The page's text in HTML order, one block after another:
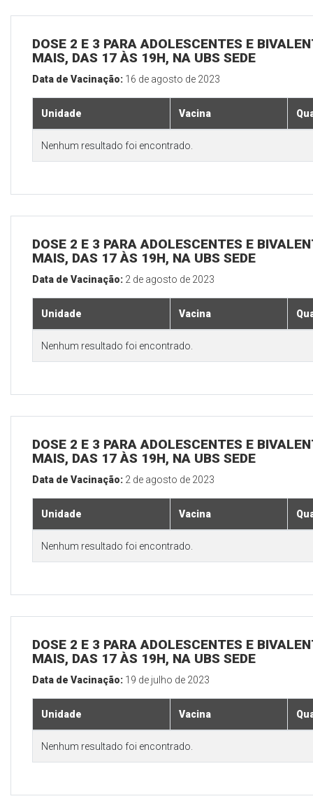
DOSE 2 E 3 PARA ADOLESCENTES E
MAIS, DAS 17 ÀS 19H, NA UBS SEDE
Data de Vacinação: 16 de agosto de 2023
Unidade Vacina
Nenhum resultado foi encontrado.
DOSE 2 E 3 PARA ADOLESCENTES E
MAIS, DAS 17 ÀS 19H, NA UBS SEDE
Data de Vacinação: 2 de agosto de 2023
Unidade Vacina
Nenhum resultado foi encontrado.
DOSE 2 E 3 PARA ADOLESCENTES E
MAIS, DAS 17 ÀS 19H, NA UBS SEDE
Data de Vacinação: 2 de agosto de 2023
Unidade Vacina
Nenhum resultado foi encontrado.
DOSE 2 E 3 PARA ADOLESCENTES E
MAIS, DAS 17 ÀS 19H, NA UBS SEDE
Data de Vacinação: 19 de julho de 2023
Unidade Vacina
Nenhum resultado foi encontrado.